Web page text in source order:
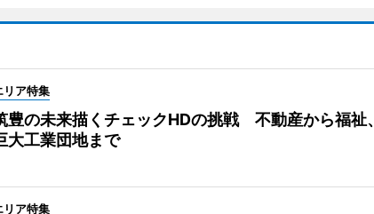
リア特集
豊の未来描くチェックHDの挑戦 不動産から福祉、
大工業団地まで
リア特集